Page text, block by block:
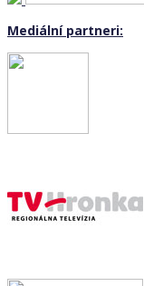
Mediální partneri: